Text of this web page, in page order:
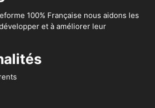
100% Française nous aidons les
et à améliorer leur